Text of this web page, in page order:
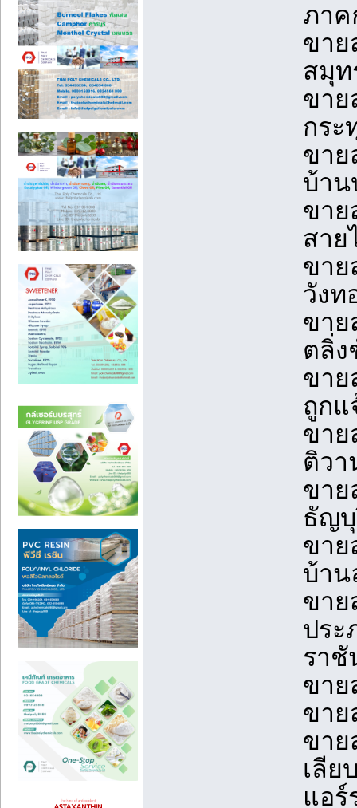
ภาค
ขาย
สมุท
ขาย
กร
ขาย
บ้าน
ขาย
สาย
ขาย
วังท
ขาย
ตลิ่ง
ขาย
ถูกแ
ขาย
ติวา
ขาย
ธัญบุ
ขาย
บ้าน
ขาย
ประ
ราชั
ขาย
ขาย
ขาย
เลีย
แอ